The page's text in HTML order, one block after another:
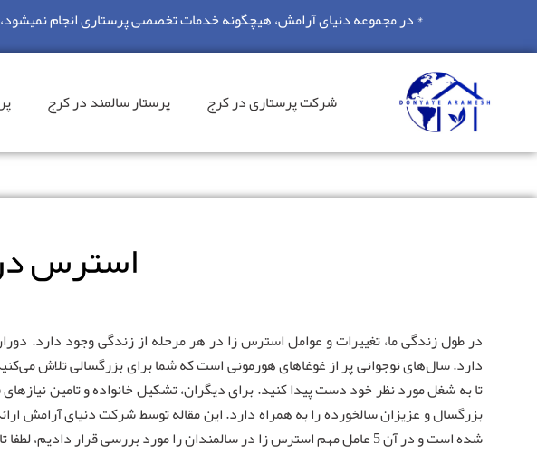
* در مجموعه دنیای آرامش، هیچگونه خدمات تخصصی پرستاری انجام
شرکت پرستاری در کرج پرستار سالمند در کرج
استرس
در طول زندگی ما، تغییرات و عوامل استرس زا در هر مرحله از زندگی وجود دارد.
دارد. سال‌های نوجوانی پر از غوغاهای هورمونی است که شما برای بزرگسالی تلاش
تا به شغل مورد نظر خود دست پیدا کنید. برای دیگران، تشکیل خانواده و تامین
بزرگسال و عزیزان سالخورده را به همراه دارد. این مقاله توسط شرکت دنیای آرامش
شده است و در آن 5 عامل مهم استرس زا در سالمندان را مورد بررسی قرار دادیم، لطفا تا انتها همراه ما باشید.